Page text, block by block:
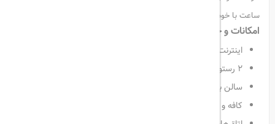
ساعت با خودرو زمان می‌برد.
امکانات و خدمات هتل وگا ایزمایلوو
اینترنت وای‌فای رایگان در سراسر هتل
۲ رستوران با سرو انواع غذاهای بین‌المللی و روسی
سالن بدنسازی مجهز برای ورزش و سلامتی
کافه و بار برای صرف میان‌وعده و نوشیدنی